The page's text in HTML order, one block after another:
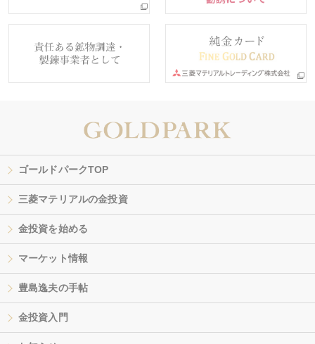
ゴールドパークTOP
三菱マテリアルの金投資
金投資を始める
マーケット情報
豊島逸夫の手帖
金投資入門